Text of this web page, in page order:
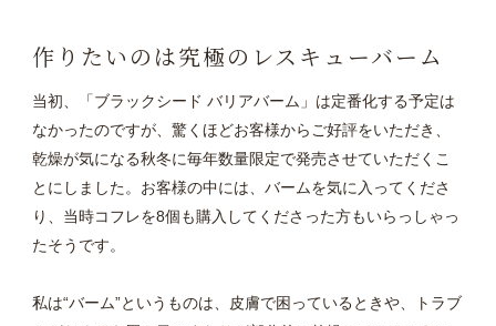
作りたいのは究極のレスキューバーム
当初、「ブラックシード バリアバーム」は定番化する予定は
なかったのですが、驚くほどお客様からご好評をいただき、
乾燥が気になる秋冬に毎年数量限定で発売させていただくこ
とにしました。お客様の中には、バームを気に入ってくださ
り、当時コフレを8個も購入してくださった方もいらっしゃっ
たそうです。
私は“バーム”というものは、皮膚で困っているときや、トラブ